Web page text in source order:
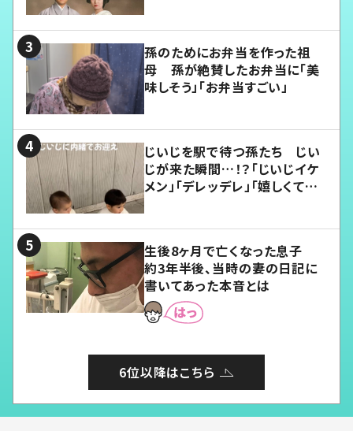
孫のためにお弁当を作った祖
母 孫が絶賛したお弁当に「美
味しそう」「お弁当すごい」
じいじを駅で待つ孫たち じい
じが来た瞬間…！？「じいじイケ
メン」「デレッデレ」「嬉しくて可
生後8ヶ月で亡くなった息子
約3年半後、当時の妻の日記に
書いてあった本音とは
6位以降はこちら